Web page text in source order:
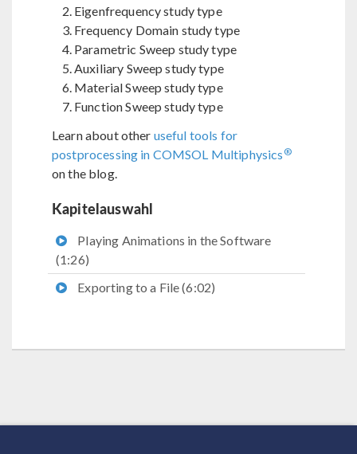
Eigenfrequency study type
Frequency Domain study type
Parametric Sweep study type
Auxiliary Sweep study type
Material Sweep study type
Function Sweep study type
Learn about other useful tools for
postprocessing in COMSOL Multiphysics ®
on the blog.
Kapitelauswahl
Playing Animations in the Software
(1:26)
Exporting to a File (6:02)